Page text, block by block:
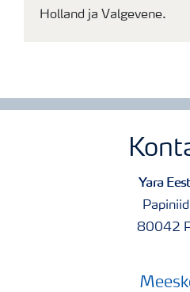
Holland ja Valgevene.
Yara
80042